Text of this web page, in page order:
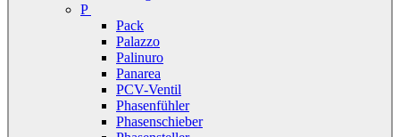
P
Pack
Palazzo
Palinuro
Panarea
PCV-Ventil
Phasenfühler
Phasenschieber